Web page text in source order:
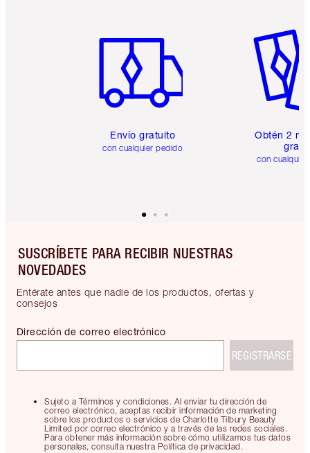
Envío gratuito
con cualquier pedido
Obtén 2
gratis
con
SUSCRÍBETE PARA RECIBIR NUESTRAS
NOVEDADES
Entérate antes que nadie de los productos, ofertas y
consejos
Sujeto a Términos y condiciones. Al enviar tu dirección de
correo electrónico, aceptas recibir información de marketing
sobre los productos o servicios de Charlotte Tilbury Beauty
Limited por correo electrónico y a través de las redes sociales.
Para obtener más información sobre cómo utilizamos tus datos
personales, consulta nuestra Política de privacidad.
Dirección de correo electrónico
REGISTRARSE